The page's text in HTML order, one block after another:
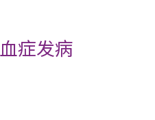
症发病